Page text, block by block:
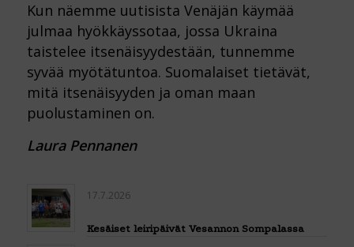
Kun näemme uutisista Venäjän käymää
julmaa hyökkäyssotaa, jossa Ukraina
taistelee itsenäisyydestään, tunnemme
syvää myötätuntoa. Suomalaiset tietävät,
mitä itsenäisyyden ja oman maan
puolustaminen on.
Laura Pennanen
17.7.2026
Kesäiset leiripäivät Vesannon Sompalassa